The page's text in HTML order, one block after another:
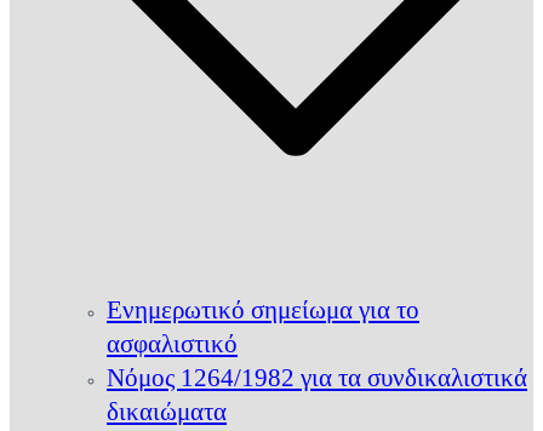
Ενημερωτικό σημείωμα για το
ασφαλιστικό
Νόμος 1264/1982 για τα συνδικαλιστικά
δικαιώματα